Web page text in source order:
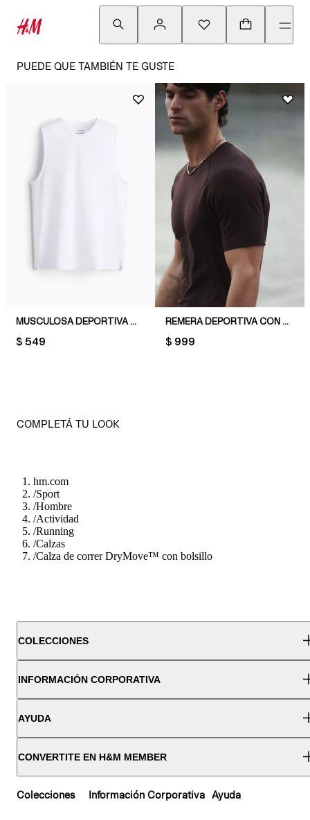
PUEDE QUE TAMBIÉN TE GUSTE
MUSCULOSA DEPORTIVA CON DRYMOVE™ REGULAR FIT
PRICE:
$ 549
REMERA DEPORTIVA CON DRYMOVE™ MUSCLE FIT
PRICE:
$ 999
COMPLETÁ TU LOOK
hm.com
/Sport
/Hombre
/Actividad
/Running
/Calzas
/Calza de correr DryMove™ con bolsillo
COLECCIONES
INFORMACIÓN CORPORATIVA
AYUDA
CONVERTITE EN H&M MEMBER
Colecciones Información Corporativa Ayuda